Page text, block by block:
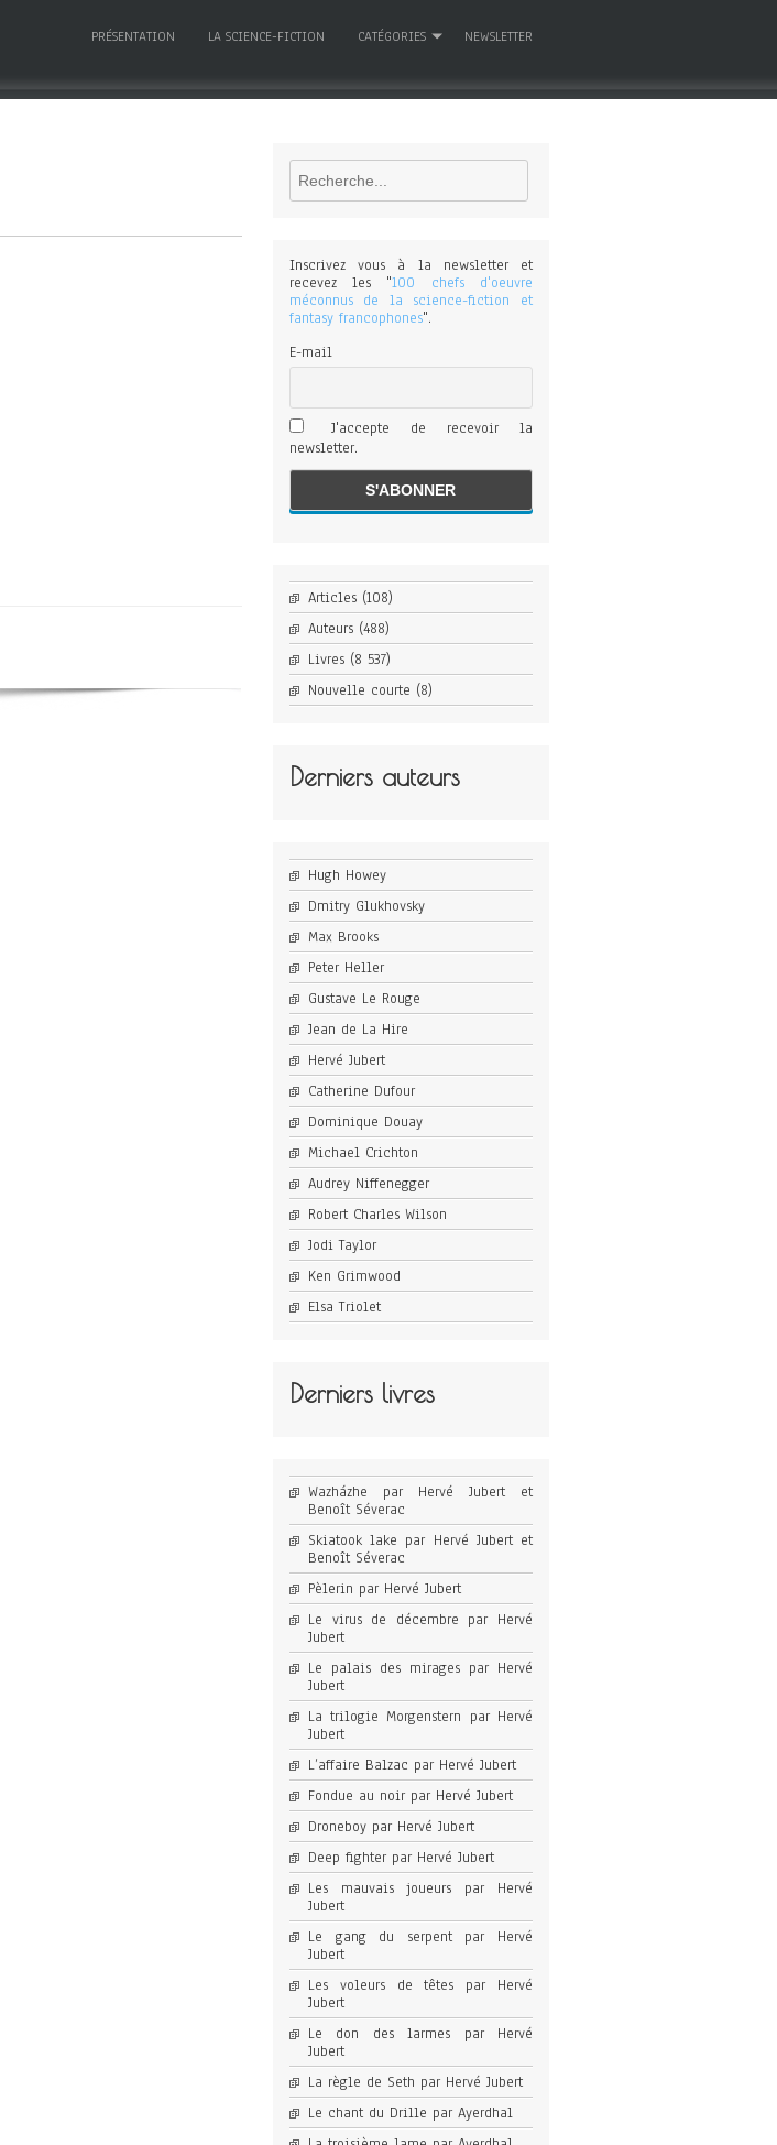
PRÉSENTATION LA SCIENCE-FICTION CATÉGORIES NEWSLETTER
Rechercher
Inscrivez vous à la newsletter et
recevez les "100 chefs d'oeuvre
méconnus de la science-fiction et
fantasy francophones".
E-mail
J'accepte de recevoir la
newsletter.
Articles(108)
Auteurs(488)
Livres(8 537)
Nouvelle courte (8)
Derniers auteurs
Hugh Howey
Dmitry Glukhovsky
Max Brooks
Peter Heller
Gustave Le Rouge
Jean de La Hire
Hervé Jubert
Catherine Dufour
Dominique Douay
Michael Crichton
Audrey Niffenegger
Robert Charles Wilson
Jodi Taylor
Ken Grimwood
Elsa Triolet
Derniers livres
Wazházhe par Hervé Jubert et
Benoît Séverac
Skiatook lake par Hervé Jubert et
Benoît Séverac
Pèlerin par Hervé Jubert
Le virus de décembre par Hervé
Jubert
Le palais des mirages par Hervé
Jubert
La trilogie Morgenstern par Hervé
Jubert
L’affaire Balzac par Hervé Jubert
Fondue au noir par Hervé Jubert
Droneboy par Hervé Jubert
Deep fighter par Hervé Jubert
Les mauvais joueurs par Hervé
Jubert
Le gang du serpent par Hervé
Jubert
Les voleurs de têtes par Hervé
Jubert
Le don des larmes par Hervé
Jubert
La règle de Seth par Hervé Jubert
Le chant du Drille par Ayerdhal